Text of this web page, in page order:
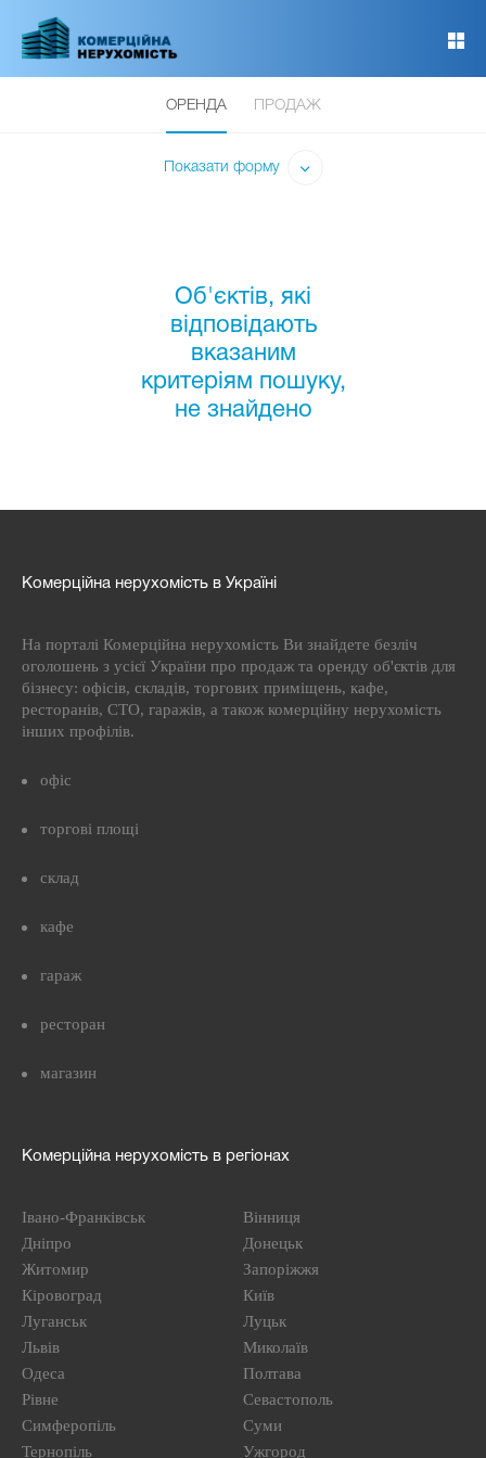
основного
ОРЕНДА ПРОДАЖ
Показати форму
Об'єктів, які
відповідають
вказаним
критеріям пошуку,
не знайдено
Комерційна нерухомість в Україні
На порталі Комерційна нерухомість Ви знайдете безліч
оголошень з усієї України про продаж та оренду об'єктів для
бізнесу: офісів, складів, торгових приміщень, кафе,
ресторанів, СТО, гаражів, а також комерційну нерухомість
інших профілів.
офіс
торгові площі
склад
кафе
гараж
ресторан
магазин
Комерційна нерухомість в регіонах
Івано-Франківськ
Вінниця
Дніпро
Донецьк
Житомир
Запоріжжя
Кіровоград
Київ
Луганськ
Луцьк
Львів
Миколаїв
Одеса
Полтава
Рівне
Севастополь
Симферопіль
Суми
Тернопіль
Ужгород